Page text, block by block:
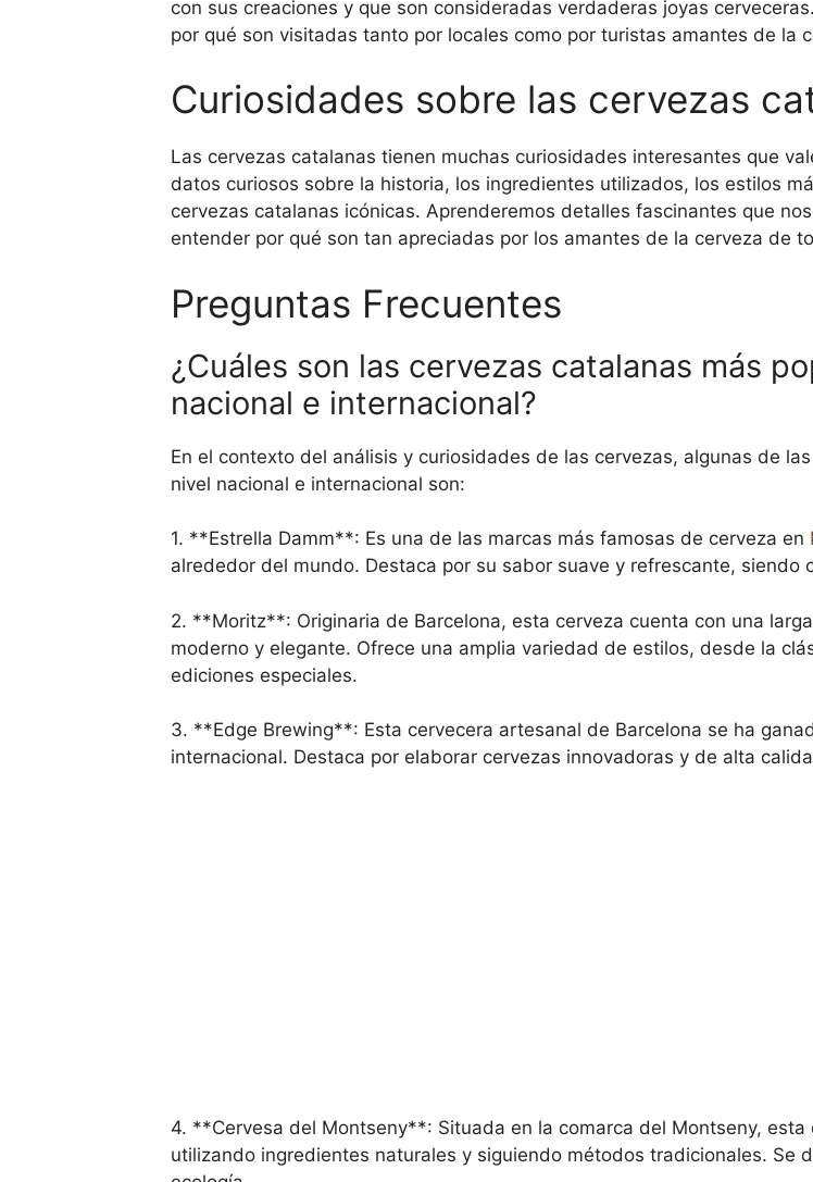
con sus creaciones y que son consideradas verdaderas joyas
por qué son visitadas tanto por locales como por turistas amantes de la
Curiosidades sobre las cervezas
Las cervezas catalanas tienen muchas curiosidades interesantes que
datos curiosos sobre la historia, los ingredientes utilizados, los estilos
cervezas catalanas icónicas. Aprenderemos detalles fascinantes que
entender por qué son tan apreciadas por los amantes de la cerveza de
Preguntas Frecuentes
¿Cuáles son las cervezas catalanas más
nacional e internacional?
En el contexto del análisis y curiosidades de las cervezas, algunas de
nivel nacional e internacional son:
1. **Estrella Damm**: Es una de las marcas más famosas de cerveza en
alrededor del mundo. Destaca por su sabor suave y refrescante, siendo
2. **Moritz**: Originaria de Barcelona, esta cerveza cuenta con una
moderno y elegante. Ofrece una amplia variedad de estilos, desde la
ediciones especiales.
3. **Edge Brewing**: Esta cervecera artesanal de Barcelona se ha
internacional. Destaca por elaborar cervezas innovadoras y de alta
4. **Cervesa del Montseny**: Situada en la comarca del Montseny,
utilizando ingredientes naturales y siguiendo métodos tradicionales. Se